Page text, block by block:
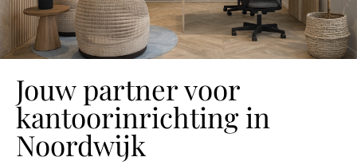
Jouw partner voor
kantoorinrichting in
Noordwijk